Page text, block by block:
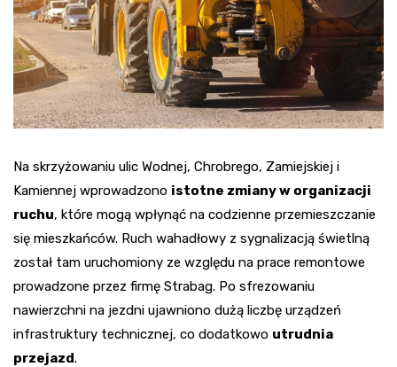
Na skrzyżowaniu ulic Wodnej, Chrobrego, Zamiejskiej i
Kamiennej wprowadzono istotne zmiany w organizacji
ruchu, które mogą wpłynąć na codzienne przemieszczanie
się mieszkańców. Ruch wahadłowy z sygnalizacją świetlną
został tam uruchomiony ze względu na prace remontowe
prowadzone przez firmę Strabag. Po sfrezowaniu
nawierzchni na jezdni ujawniono dużą liczbę urządzeń
infrastruktury technicznej, co dodatkowo utrudnia
przejazd.